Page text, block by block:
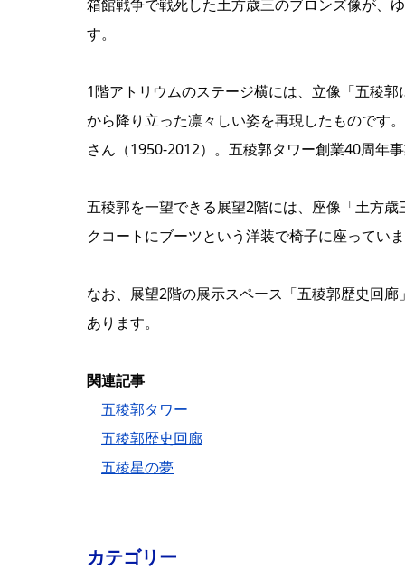
箱館戦争で戦死した土方歳三のブロンズ像が、
す。
1階アトリウムのステージ横には、立像「五稜
から降り立った凛々しい姿を再現したものです
さん（1950-2012）。五稜郭タワー創業40周年
五稜郭を一望できる展望2階には、座像「土方
クコートにブーツという洋装で椅子に座ってい
なお、展望2階の展示スペース「五稜郭歴史回
あります。
関連記事
五稜郭タワー
五稜郭歴史回廊
五稜星の夢
カテゴリー